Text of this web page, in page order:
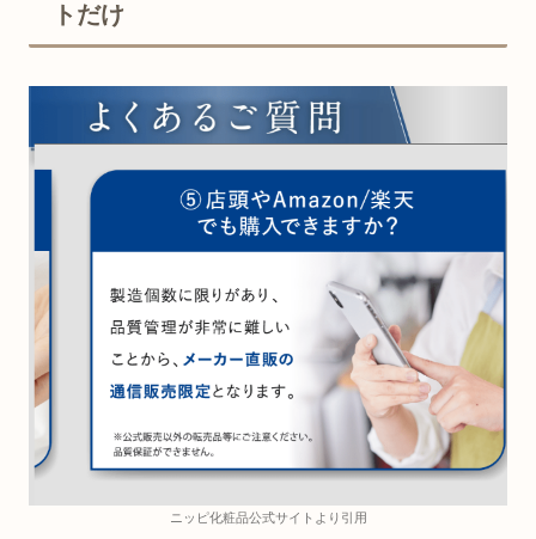
トだけ
ニッピ化粧品公式サイトより引用